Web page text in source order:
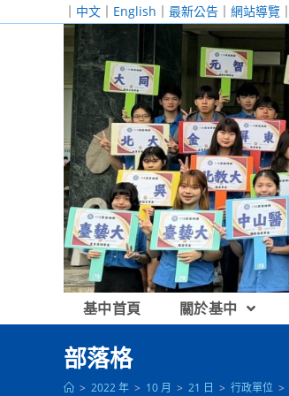
｜ 中文 ｜ English ｜ 最新公告 ｜ 網站導覽 ｜
基中首頁 關於基中
部落格
> 2022 年 > 10 月 > 21 日 > 行政單位 >